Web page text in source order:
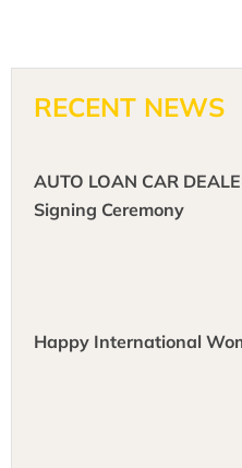
RECENT NEWS
AUTO LOAN CAR
Signing Ceremony
Happy International